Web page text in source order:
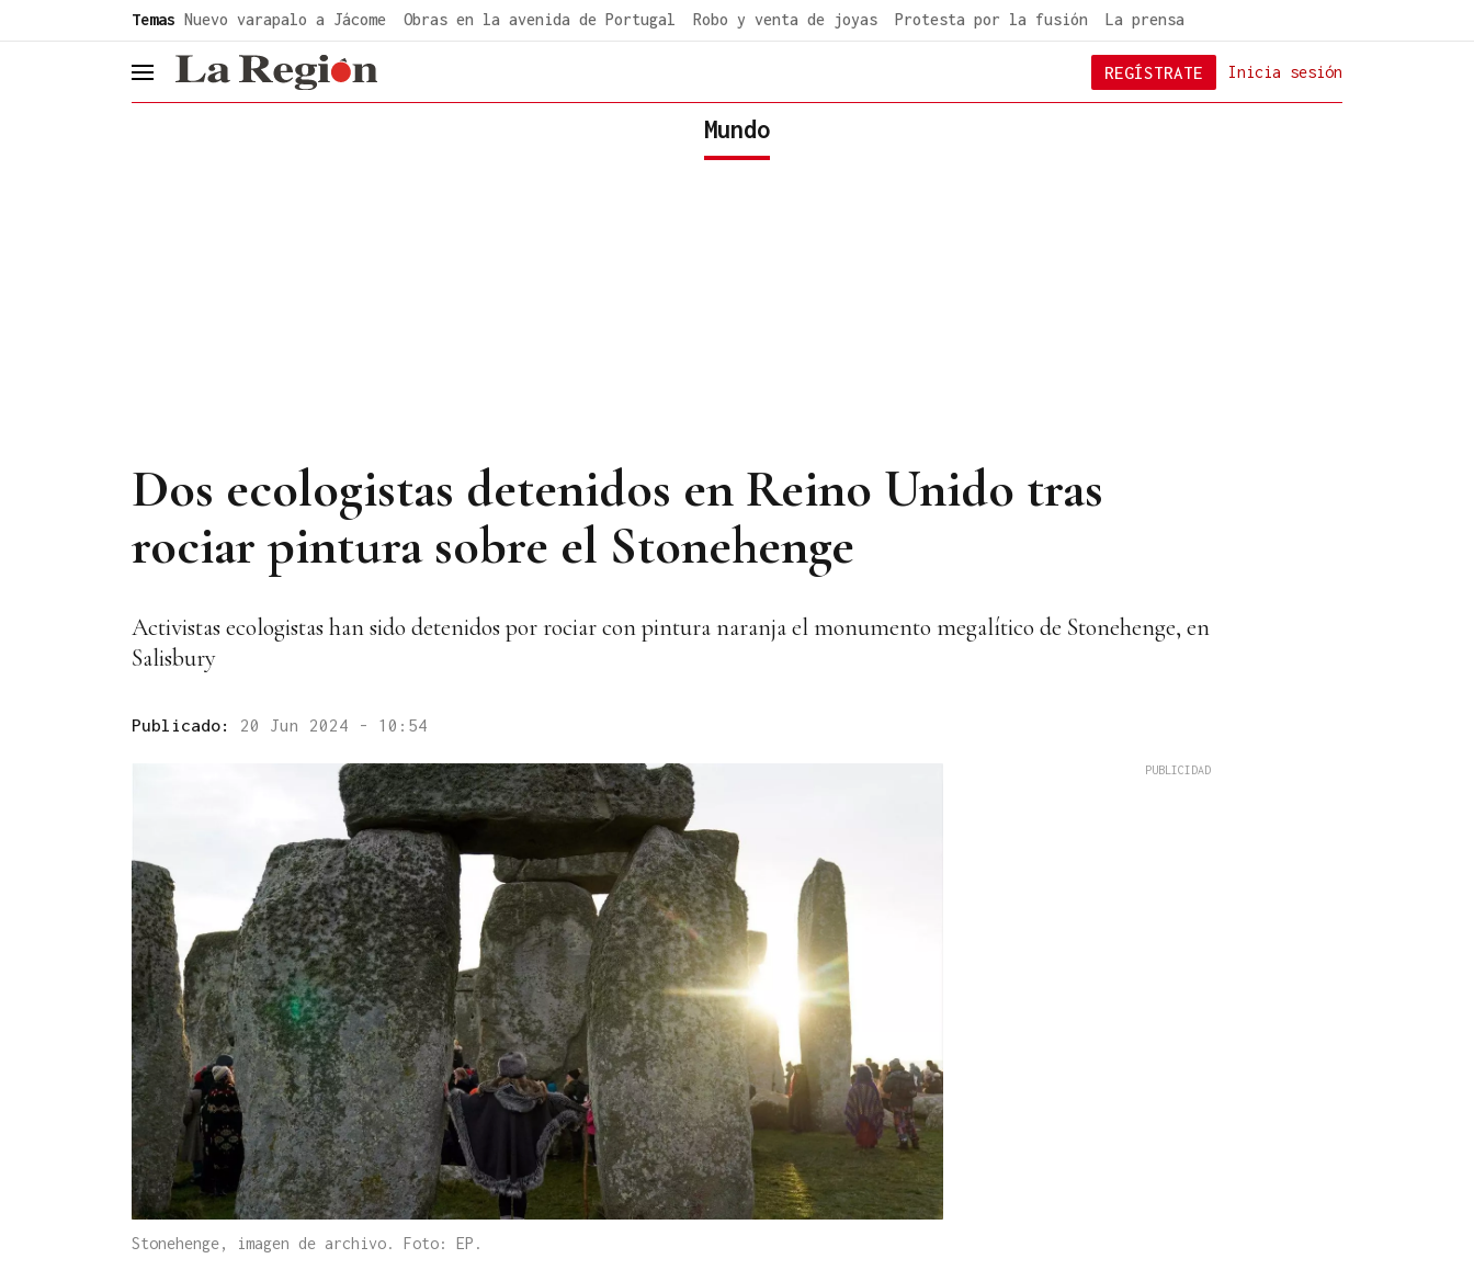
Temas Nuevo varapalo a Jácome Obras en la avenida de Portugal Robo y venta de joyas Protesta por la fusión La prensa
header.menu.open Inicia sesión
REGÍSTRATE
Mundo
Dos ecologistas detenidos en Reino Unido tras
rociar pintura sobre el Stonehenge
Activistas ecologistas han sido detenidos por rociar con pintura naranja el monumento megalítico de Stonehenge, en
Salisbury
Publicado: 20 Jun 2024 - 10:54
Stonehenge, imagen de archivo. Foto: EP.